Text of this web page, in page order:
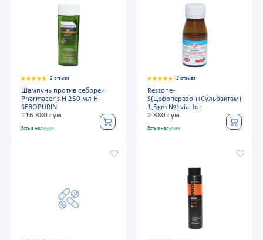
2 отзыва
Шампунь против себореи
Pharmaceris H 250 мл H-
SEBOPURIN
116 880 сум
Есть в наличии
2 отзыва
Reszone-
S(Цефоперазон+Сульбактам)
1,5gm №1vial for
2 880 сум
Есть в наличии